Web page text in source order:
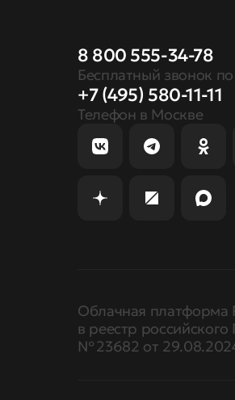
8 800 555-34-78
Бесплатный звонок
+7 (495) 580-11-11
Телефон в Москве
Облачная платформа
в реестр
№ 23682 от